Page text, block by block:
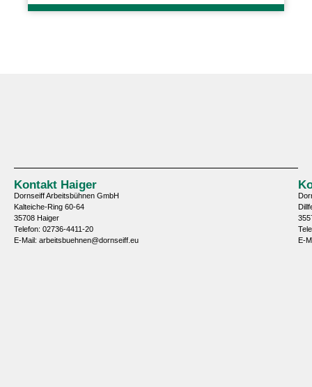
Kontakt Haiger
Dornseiff Arbeitsbühnen GmbH
Kalteiche-Ring 60-64
35708 Haiger
Telefon: 02736-4411-20
E-Mail: arbeitsbuehnen@dornseiff.eu
E-